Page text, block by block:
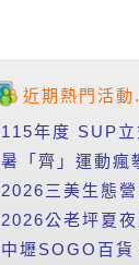
近期熱門活動
115年度 SUP
暑「齊」運動瘋
2026三美生態
2026公老坪夏
中壢SOGO百